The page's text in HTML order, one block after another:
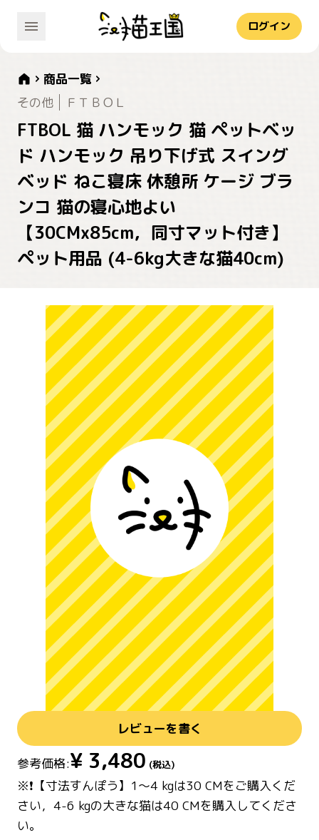
ログイン
商品一覧
その他
ＦＴＢＯＬ
FTBOL 猫 ハンモック 猫 ペットベッ
ド ハンモック 吊り下げ式 スイング
ベッド ねこ寝床 休憩所 ケージ ブラ
ンコ 猫の寝心地よい
【30CMx85cm，同寸マット付き】
ペット用品 (4-6kg大きな猫40cm)
レビューを書く
参考価格:¥ 3,480 (税込)
※❗【寸法すんぽう】1～4 kgは30 CMをご購入くだ
さい，4-6 kgの大きな猫は40 CMを購入してくださ
い。